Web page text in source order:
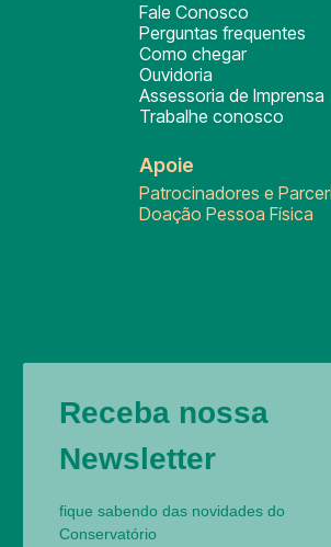
Fale Conosco
Perguntas frequentes
Como chegar
Ouvidoria
Assessoria de Imprensa
Trabalhe conosco
Apoie
Patrocinadores e
Doação Pessoa Física